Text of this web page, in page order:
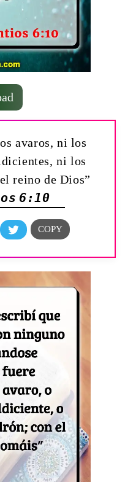
avaros, ni los
ni los
reino de Dios”
6:10